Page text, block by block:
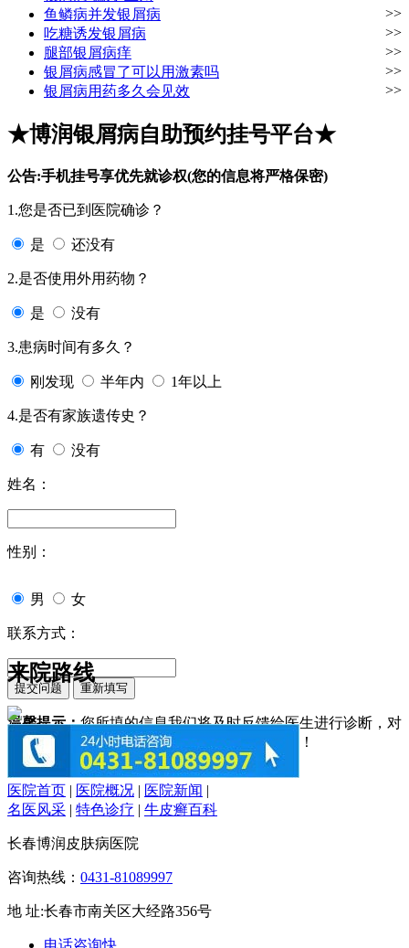
鱼鳞病并发银屑病
>>
吃糖诱发银屑病
>>
腿部银屑病痒
>>
银屑病感冒了可以用激素吗
>>
银屑病用药多久会见效
>>
★博润银屑病自助预约挂号平台★
公告:手机挂号享优先就诊权(您的信息将严格保密)
1.您是否已到医院确诊？
是 还没有
2.是否使用外用药物？
是 没有
3.患病时间有多久？
刚发现 半年内 1年以上
4.是否有家族遗传史？
有 没有
姓名：
性别：
男 女
联系方式：
温馨提示：您所填的信息我们将及时反馈给医生进行诊断，对
于您的个人信息我们承诺绝对保密！请您放心！
来院路线
医院首页 | 医院概况 | 医院新闻 |
名医风采 | 特色诊疗 | 牛皮癣百科
长春博润皮肤病医院
咨询热线： 0431-81089997
地 址:长春市南关区大经路356号
电话咨询快